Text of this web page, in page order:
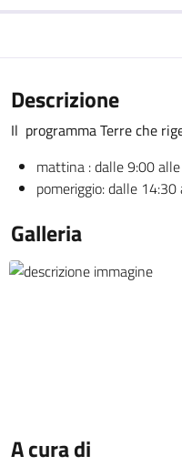
Descrizione
Il programma Terre che
mattina : dalle 9:00
pomeriggio: dalle
Galleria
A cura di